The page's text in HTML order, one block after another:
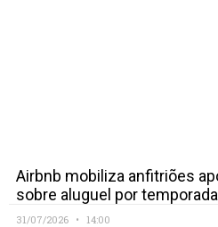
Airbnb mobiliza anfitriões
sobre aluguel por temporada
31/07/2026 14:00